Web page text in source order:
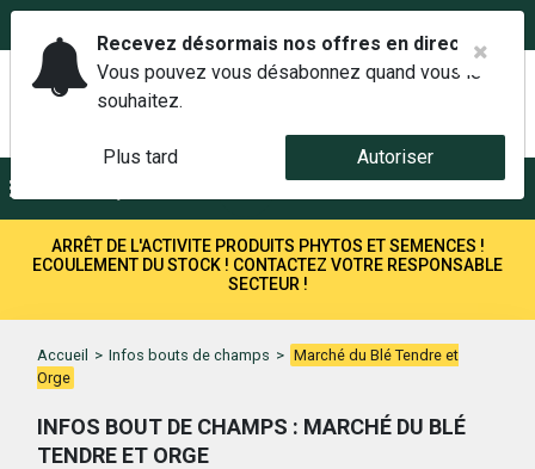
ARRÊT DE L'ACTIVITE PRODUITS PHYTOS ET SEMENCES !
ECOULEMENT DU STOCK ! CONTACTEZ VOTRE RESPONSABLE
SECTEUR !
Accueil > Infos bouts de champs > Marché du Blé Tendre et
Orge
INFOS BOUT DE CHAMPS : MARCHÉ DU BLÉ
TENDRE ET ORGE
Recevez désormais nos offres en direct.
Vous pouvez vous désabonnez quand vous le
souhaitez.
Plus tard Autoriser